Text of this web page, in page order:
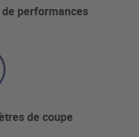
performances
de coupe